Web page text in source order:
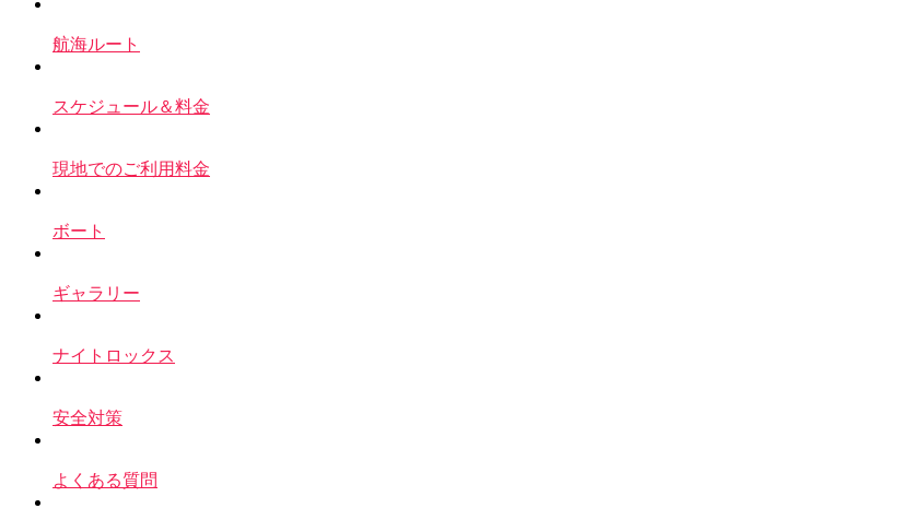
航海ルート
スケジュール＆料金
現地でのご利用料金
ボート
ギャラリー
ナイトロックス
安全対策
よくある質問